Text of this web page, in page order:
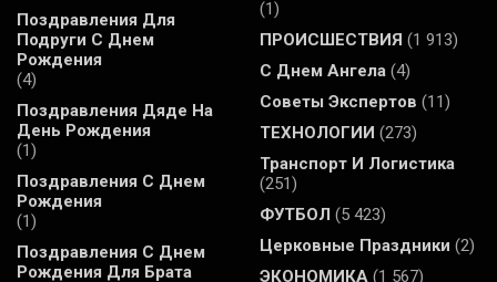
Поздравления Для
Подруги С Днем
Рождения
(4)
Поздравления Дяде На
День Рождения
(1)
Поздравления С Днем
Рождения
(1)
Поздравления С Днем
Рождения Для Брата
(1)
ПРОИСШЕСТВИЯ (1 913)
С Днем Ангела (4)
Советы Экспертов (11)
ТЕХНОЛОГИИ (273)
Транспорт И Логистика
(251)
ФУТБОЛ (5 423)
Церковные Праздники (2)
ЭКОНОМИКА (1 567)